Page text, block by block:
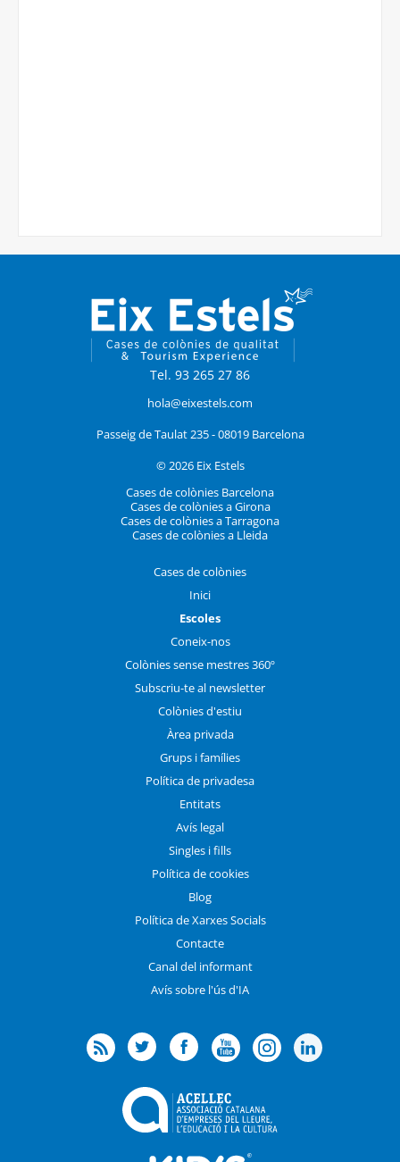
Tel. 93 265 27 86
hola@eixestels.com
Passeig de Taulat 235 - 08019 Barcelona
© 2026 Eix Estels
Cases de colònies Barcelona
Cases de colònies a Girona
Cases de colònies a Tarragona
Cases de colònies a Lleida
Cases de colònies
Inici
Escoles
Coneix-nos
Colònies sense mestres 360º
Subscriu-te al newsletter
Colònies d'estiu
Àrea privada
Grups i famílies
Política de privadesa
Entitats
Avís legal
Singles i fills
Política de cookies
Blog
Política de Xarxes Socials
Contacte
Canal del informant
Avís sobre l'ús d'IA